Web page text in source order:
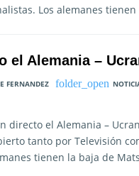
Los alemanes
el Alemania –
FERNANDEZ
directo el Alemania –
tanto por Televisión
tienen la baja de